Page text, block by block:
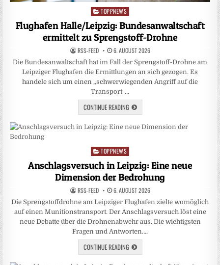
Posted
in
TOPPNEWS
Flughafen Halle/Leipzig: Bundesanwaltschaft
ermittelt zu Sprengstoff-Drohne
RSS-FEED 6. AUGUST 2026
Die Bundesanwaltschaft hat im Fall der Sprengstoff-Drohne am
Leipziger Flughafen die Ermittlungen an sich gezogen. Es
handele sich um einen „schwerwiegenden Angriff auf die
Transport-…
CONTINUE READING
Posted
TOPPNEWS
Anschlagsversuch in Leipzig: Eine neue
Dimension der Bedrohung
RSS-FEED 6. AUGUST 2026
Die Sprengstoffdrohne am Leipziger Flughafen zielte womöglich
auf einen Munitionstransport. Der Anschlagsversuch löst eine
neue Debatte über die Drohnenabwehr aus. Die wichtigsten
Fragen und Antworten….
CONTINUE READING